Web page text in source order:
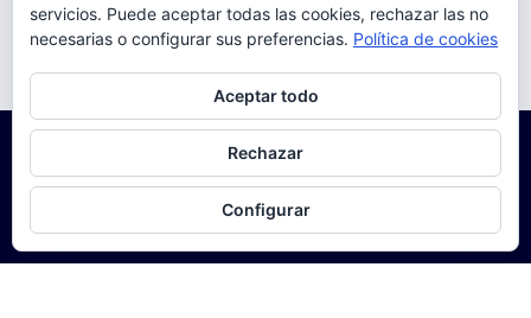
torrent al dia Ago 5, 2026
servicios. Puede aceptar todas las cookies, rechazar las no
necesarias o configurar sus preferencias. Política de cookies
Aceptar todo
Rechazar
Configurar
Para obtener más información, incluido cómo gestionar las cookies,